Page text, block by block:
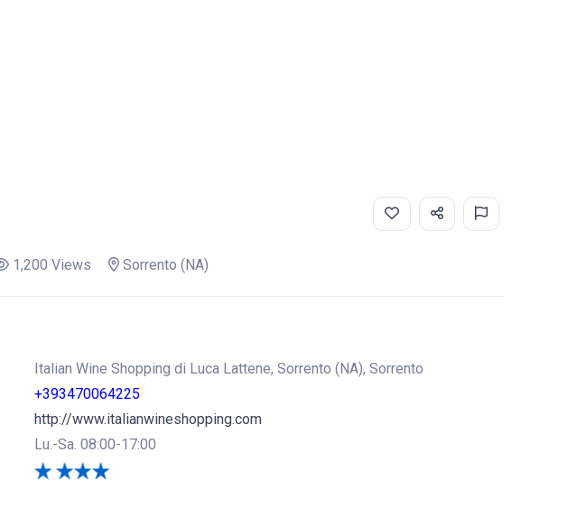
1,200 Views Sorrento (NA)
Italian Wine Shopping di Luca Lattene, Sorrento (NA), Sorrento
+393470064225
http://www.italianwineshopping.com
Lu.-Sa. 08:00-17:00